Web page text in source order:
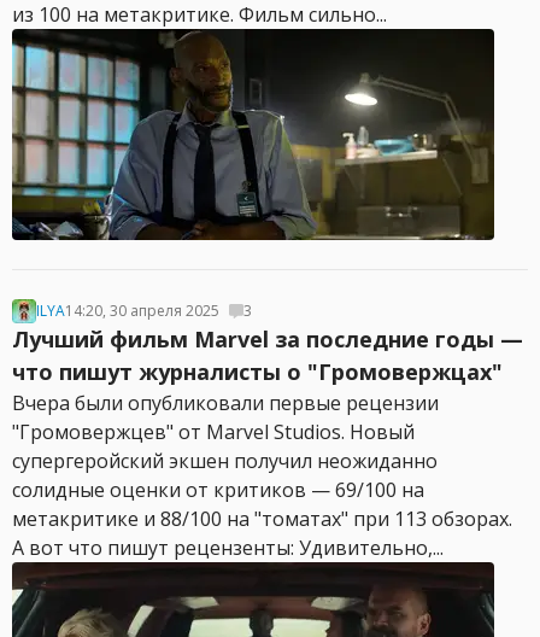
из 100 на метакритике. Фильм сильно...
ILYA14:20, 30 апреля 2025 3
Лучший фильм Marvel за последние годы —
что пишут журналисты о "Громовержцах"
Вчера были опубликовали первые рецензии
"Громовержцев" от Marvel Studios. Новый
супергеройский экшен получил неожиданно
солидные оценки от критиков — 69/100 на
метакритике и 88/100 на "томатах" при 113 обзорах.
А вот что пишут рецензенты: Удивительно,...